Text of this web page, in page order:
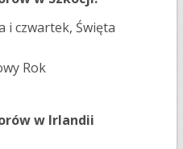
i czwartek, Święta
Rok
w Irlandii